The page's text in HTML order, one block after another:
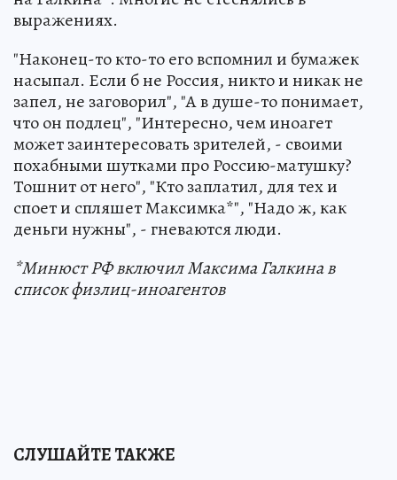
выражениях.
"Наконец-то кто-то его вспомнил и бумажек
насыпал. Если б не Россия, никто и никак не
запел, не заговорил", "А в душе-то понимает,
что он подлец", "Интересно, чем иноагет
может заинтересовать зрителей, - своими
похабными шутками про Россию-матушку?
Тошнит от него", "Кто заплатил, для тех и
споет и спляшет Максимка*", "Надо ж, как
деньги нужны", - гневаются люди.
*Минюст РФ включил Максима Галкина в
список физлиц-иноагентов
СЛУШАЙТЕ ТАКЖЕ